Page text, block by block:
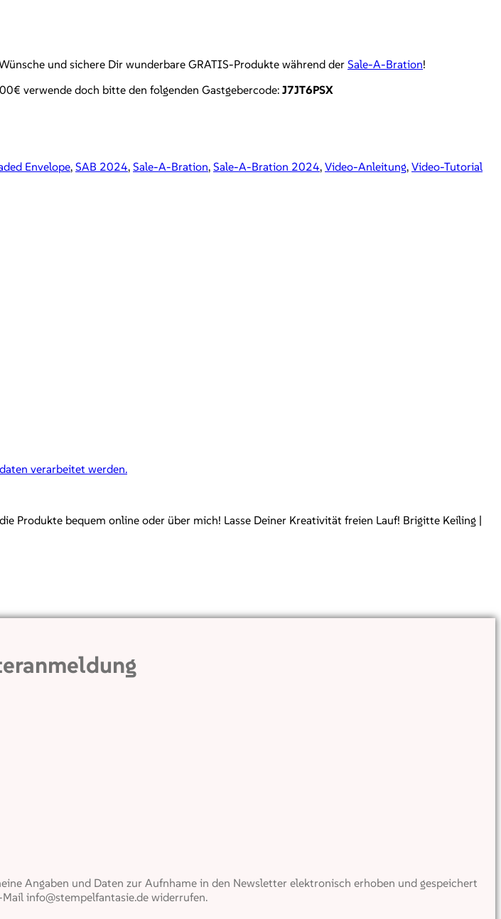
und sichere Dir wunderbare GRATIS-Produkte während der Sale-A-Bration!
verwende doch bitte den folgenden Gastgebercode: J7JT6PSX
Envelope, SAB 2024, Sale-A-Bration, Sale-A-Bration 2024, Video-Anleitung, Video-Tutorial
verarbeitet werden.
Produkte bequem online oder über mich! Lasse Deiner Kreativität freien Lauf! Brigitte Keiling |
Angaben und Daten zur Aufnhame in den Newsletter elektronisch erhoben und gespeichert
info@stempelfantasie.de widerrufen.